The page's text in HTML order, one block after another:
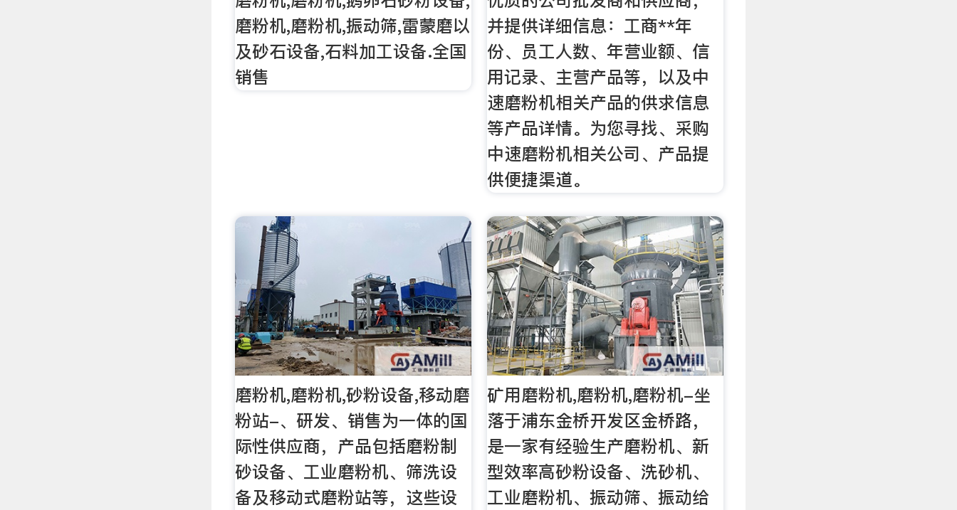
磨粉机,磨粉机,振动筛,雷蒙磨以
及砂石设备,石料加工设备.全国
销售
并提供详细信息：工商**年
份、员工人数、年营业额、信
用记录、主营产品等，以及中
速磨粉机相关产品的供求信息
等产品详情。为您寻找、采购
中速磨粉机相关公司、产品提
供便捷渠道。
磨粉机,磨粉机,砂粉设备,移动磨
粉站-、研发、销售为一体的国
际性供应商，产品包括磨粉制
砂设备、工业磨粉机、筛洗设
备及移动式磨粉站等，这些设
矿用磨粉机,磨粉机,磨粉机-坐
落于浦东金桥开发区金桥路，
是一家有经验生产磨粉机、新
型效率高砂粉设备、洗砂机、
工业磨粉机、振动筛、振动给